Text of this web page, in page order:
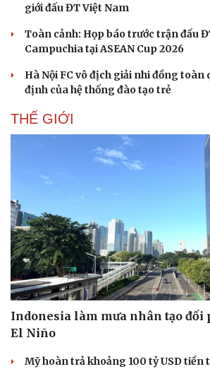
Cải chính
giới đấu ĐT Việt Nam
Toàn cảnh: Họp báo trước trận đấu
Campuchia tại ASEAN Cup 2026
Hà Nội FC vô địch giải nhi đồng toàn
định của hệ thống đào tạo trẻ
THẾ GIỚI
Indonesia làm mưa nhân tạo đối
El Niño
Mỹ hoàn trả khoảng 100 tỷ USD tiền